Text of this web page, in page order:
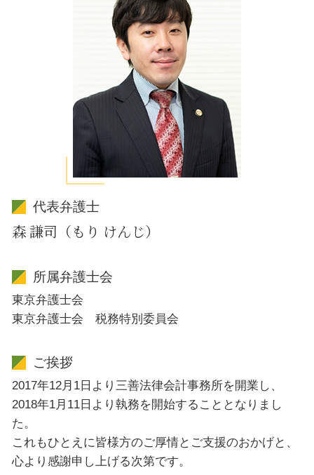
代表弁護士
森 謙司（もり けんじ）
所属弁護士会
東京弁護士会
東京弁護士会 税務特別委員会
ご挨拶
2017年12月1日より三善法律会計事務所を開業し、
2018年1月11日より執務を開始することとなりまし
た。
これもひとえに皆様方のご厚情とご支援のおかげと、
心より感謝申し上げる次第です。